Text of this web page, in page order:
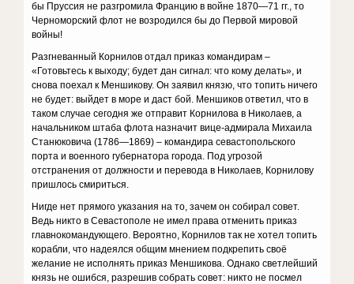
бы Пруссия не разгромила Францию в войне 1870—71 гг., то
Черноморский флот не возродился бы до Первой мировой
войны!
Разгневанный Корнилов отдал приказ командирам –
«Готовьтесь к выходу; будет дан сигнал: что кому делать», и
снова поехал к Меншикову. Он заявил князю, что топить ничего
не будет: выйдет в море и даст бой. Меншиков ответил, что в
таком случае сегодня же отправит Корнилова в Николаев, а
начальником штаба флота назначит вице-адмирала Михаила
Станюковича (1786—1869) – командира севастопольского
порта и военного губернатора города. Под угрозой
отстранения от должности и перевода в Николаев, Корнилову
пришлось смириться.
Нигде нет прямого указания на то, зачем он собирал совет.
Ведь никто в Севастополе не имел права отменить приказ
главнокомандующего. Вероятно, Корнилов так не хотел топить
корабли, что надеялся общим мнением подкрепить своё
желание не исполнять приказ Меншикова. Однако светлейший
князь не ошибся, разрешив собрать совет: никто не посмел